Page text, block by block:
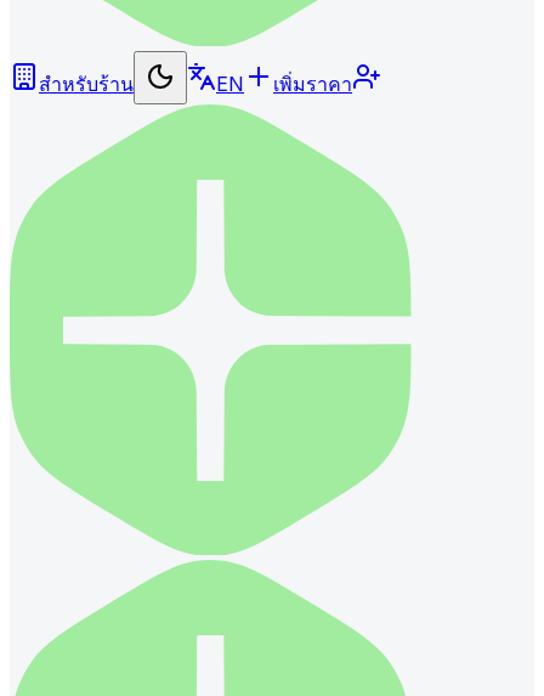
สำหรับร้าน EN เพิ่มราคา